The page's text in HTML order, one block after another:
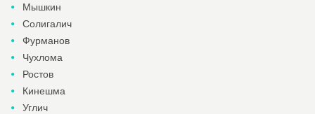
Мышкин
Солигалич
Фурманов
Чухлома
Ростов
Кинешма
Углич